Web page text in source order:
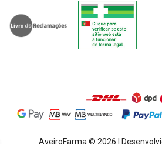
AveiroFarma © 2026 |